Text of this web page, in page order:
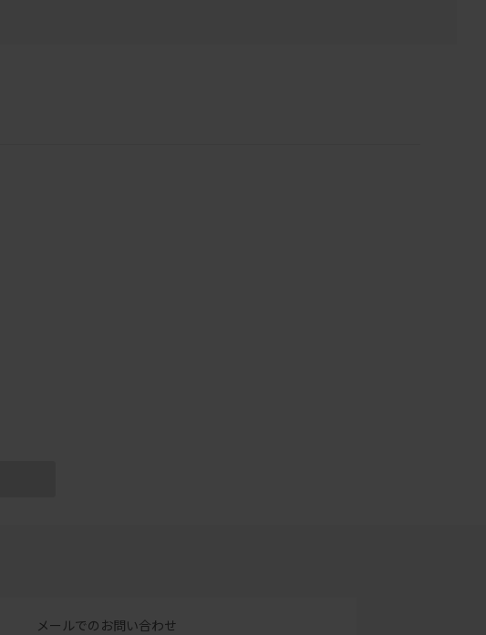
メールでのお問い合わせ